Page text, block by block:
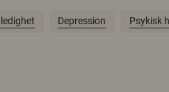
Depression Psykisk